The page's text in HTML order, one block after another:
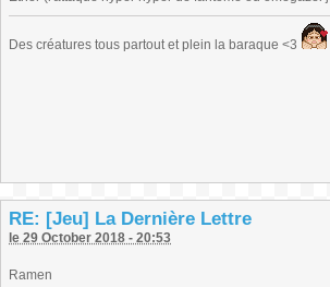
Des créatures tous partout et plein la baraque <3
RE: [Jeu] La Dernière Lettre
le 29 October 2018 - 20:53
Ramen